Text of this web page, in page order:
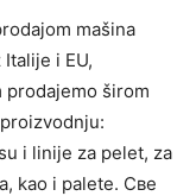
mašina
i EU,
prodajemo širom
i linije za pelet, za
kao i palete. Све